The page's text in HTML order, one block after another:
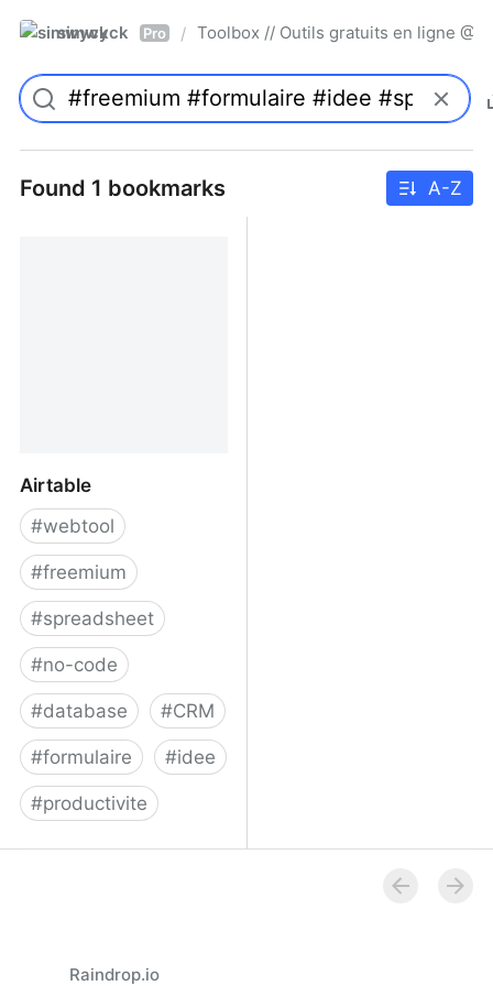
simwyck Pro / Toolbox // Outils gratuits en ligne
Found 1 bookmarks A-Z
Airtable
#webtool
#freemium
#spreadsheet
#no-code
#database #CRM
#formulaire #idee
#productivite
Raindrop.io